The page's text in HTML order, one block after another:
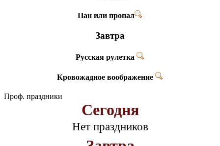
Пан или пропал
Завтра
Русская рулетка
Кровожадное воображение
Проф. праздники
Сегодня
Нет праздников